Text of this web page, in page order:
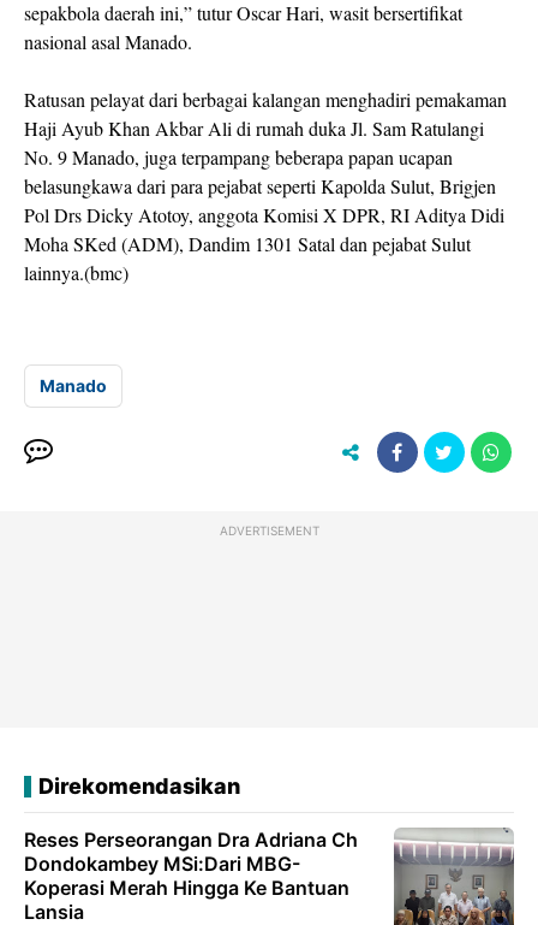
sepakbola daerah ini,” tutur Oscar Hari, wasit bersertifikat
nasional asal Manado.
Ratusan pelayat dari berbagai kalangan menghadiri pemakaman
Haji Ayub Khan Akbar Ali di rumah duka Jl. Sam Ratulangi
No. 9 Manado, juga terpampang beberapa papan ucapan
belasungkawa dari para pejabat seperti Kapolda Sulut, Brigjen
Pol Drs Dicky Atotoy, anggota Komisi X DPR, RI Aditya Didi
Moha SKed (ADM), Dandim 1301 Satal dan pejabat Sulut
lainnya.(bmc)
Manado
ADVERTISEMENT
Direkomendasikan
Reses Perseorangan Dra Adriana Ch
Dondokambey MSi:Dari MBG-
Koperasi Merah Hingga Ke Bantuan
Lansia